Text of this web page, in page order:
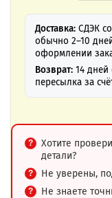
Доставка: СДЭК
обычно 2–10
оформлении
Возврат: 14 дней
пересылка за
Хотите
детали?
Не уверены,
Не знаете